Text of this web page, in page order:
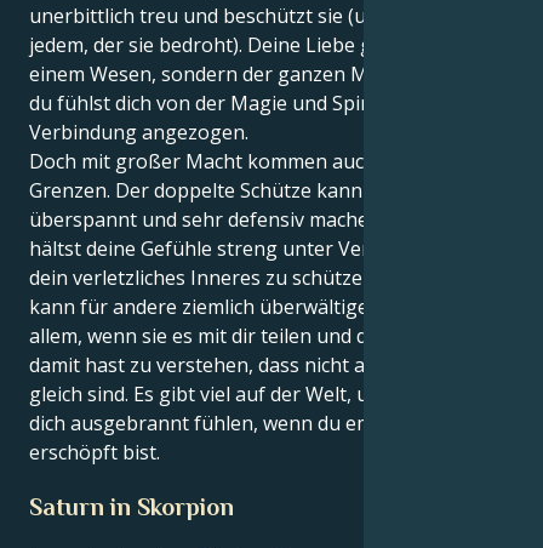
unerbittlich treu und beschützt sie (und Gott helfe
jedem, der sie bedroht). Deine Liebe gilt nicht nur
einem Wesen, sondern der ganzen Menschheit, und
du fühlst dich von der Magie und Spiritualität jeder
Verbindung angezogen.
Doch mit großer Macht kommen auch große
Grenzen. Der doppelte Schütze kann dich sehr
überspannt und sehr defensiv machen, denn du
hältst deine Gefühle streng unter Verschluss, um
dein verletzliches Inneres zu schützen. Dein Herz
kann für andere ziemlich überwältigend sein, vor
allem, wenn sie es mit dir teilen und du Probleme
damit hast zu verstehen, dass nicht alle Menschen
gleich sind. Es gibt viel auf der Welt, und du kannst
dich ausgebrannt fühlen, wenn du emotional
erschöpft bist.
Saturn in Skorpion